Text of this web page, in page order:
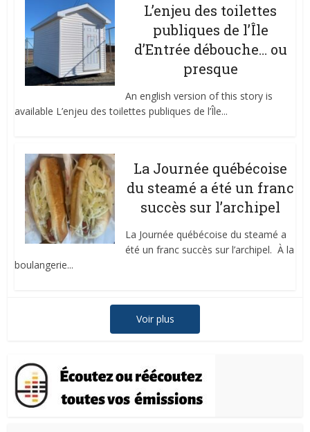
L’enjeu des toilettes
publiques de l’Île
d’Entrée débouche… ou
presque
An english version of this story is
available L’enjeu des toilettes publiques de l’Île...
La Journée québécoise
du steamé a été un franc
succès sur l’archipel
La Journée québécoise du steamé a
été un franc succès sur l’archipel. À la
boulangerie...
Voir plus